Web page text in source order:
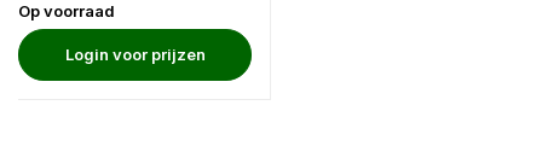
Op voorraad
Login voor prijzen